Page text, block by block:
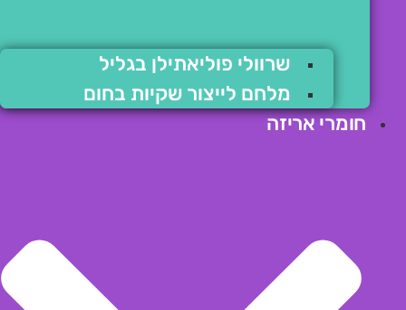
שרוולי פוליאתילן בגליל
מלחם לייצור שקיות בחום
חומרי אריזה